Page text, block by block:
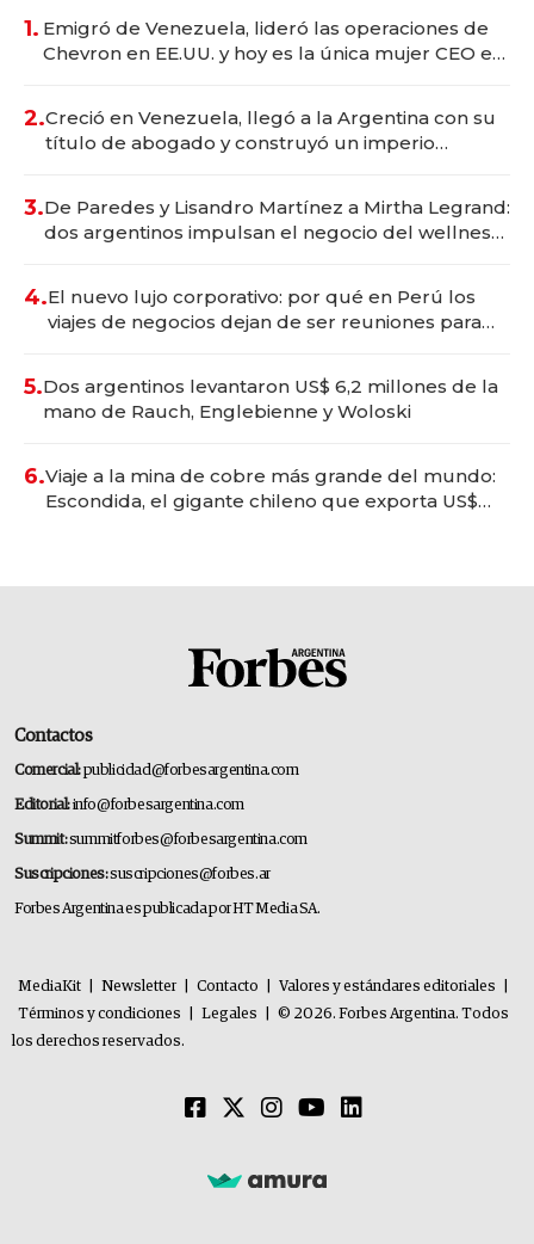
1. Emigró de Venezuela, lideró las operaciones de
Chevron en EE.UU. y hoy es la única mujer CEO en
2.Creció en Venezuela, llegó a la Argentina con su
título de abogado y construyó un imperio
3.De Paredes y Lisandro Martínez a Mirtha Legrand:
dos argentinos impulsan el negocio del wellness
4.El nuevo lujo corporativo: por qué en Perú los
viajes de negocios dejan de ser reuniones para
5.Dos argentinos levantaron US$ 6,2 millones de la
mano de Rauch, Englebienne y Woloski
6.Viaje a la mina de cobre más grande del mundo:
Escondida, el gigante chileno que exporta US$
Contactos
Comercial:publicidad@forbesargentina.com
Editorial:info@forbesargentina.com
Summit:summitforbes@forbesargentina.com
Suscripciones:suscripciones@forbes.ar
Forbes Argentina es publicada por HT Media SA.
MediaKit Newsletter Contacto Valores y estándares editoriales
Términos y condiciones
Legales
© 2026. Forbes Argentina. Todos
los derechos reservados.